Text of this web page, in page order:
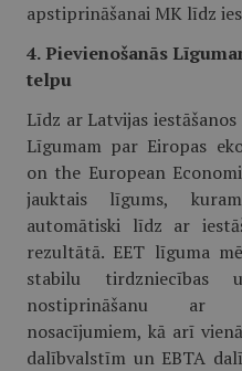
apstiprināšanai MK līdz
4. Pievienošanās
telpu
Līdz ar Latvijas
Līgumam par Eiropas
on the European
jauktais līgums,
automātiski līdz ar
rezultātā. EET līguma
stabilu tirdzniecības
nostiprināšanu ar
nosacījumiem, kā arī
dalībvalstīm un EBTA